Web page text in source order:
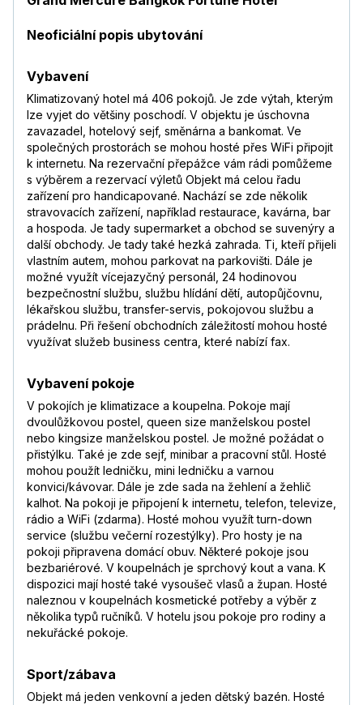
Neoficiální popis ubytování
Vybavení
Klimatizovaný hotel má 406 pokojů. Je zde výtah, kterým
lze vyjet do většiny poschodí. V objektu je úschovna
zavazadel, hotelový sejf, směnárna a bankomat. Ve
společných prostorách se mohou hosté přes WiFi připojit
k internetu. Na rezervační přepážce vám rádi pomůžeme
s výběrem a rezervací výletů Objekt má celou řadu
zařízení pro handicapované. Nachází se zde několik
stravovacích zařízení, například restaurace, kavárna, bar
a hospoda. Je tady supermarket a obchod se suvenýry a
další obchody. Je tady také hezká zahrada. Ti, kteří přijeli
vlastním autem, mohou parkovat na parkovišti. Dále je
možné využít vícejazyčný personál, 24 hodinovou
bezpečnostní službu, službu hlídání dětí, autopůjčovnu,
lékařskou službu, transfer-servis, pokojovou službu a
prádelnu. Při řešení obchodních záležitostí mohou hosté
využívat služeb business centra, které nabízí fax.
Vybavení pokoje
V pokojích je klimatizace a koupelna. Pokoje mají
dvoulůžkovou postel, queen size manželskou postel
nebo kingsize manželskou postel. Je možné požádat o
přistýlku. Také je zde sejf, minibar a pracovní stůl. Hosté
mohou použít ledničku, mini ledničku a varnou
konvici/kávovar. Dále je zde sada na žehlení a žehlič
kalhot. Na pokoji je připojení k internetu, telefon, televize,
rádio a WiFi (zdarma). Hosté mohou využít turn-down
service (službu večerní rozestýlky). Pro hosty je na
pokoji připravena domácí obuv. Některé pokoje jsou
bezbariérové. V koupelnách je sprchový kout a vana. K
dispozici mají hosté také vysoušeč vlasů a župan. Hosté
naleznou v koupelnách kosmetické potřeby a výběr z
několika typů ručníků. V hotelu jsou pokoje pro rodiny a
nekuřácké pokoje.
Sport/zábava
Objekt má jeden venkovní a jeden dětský bazén. Hosté